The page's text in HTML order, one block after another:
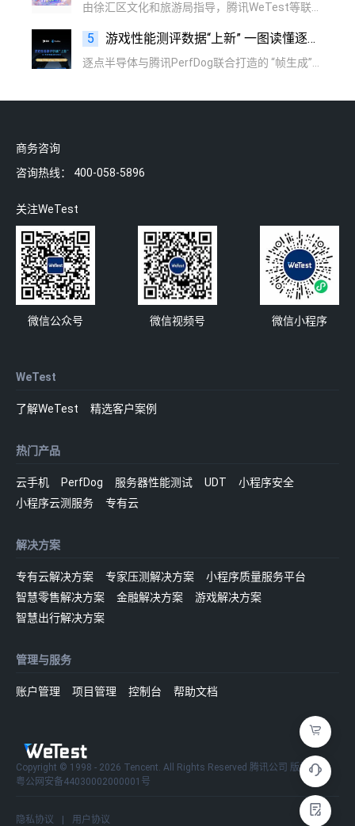
5 游戏性能测评数据“上新” 一图读懂逐点半导体与腾讯PerfDog联合打造的 “帧生成”指标
商务咨询
咨询热线：
400-058-5896
关注WeTest
微信公众号 微信视频号 微信小程序
WeTest
了解WeTest 精选客户案例
热门产品
云手机 PerfDog 服务器性能测试 UDT
小程序安全
小程序云测服务
专有云
解决方案
专有云解决方案 专家压测解决方案
小程序质量服务平台
智慧零售解决方案
金融解决方案
游戏解决方案
智慧出行解决方案
管理与服务
账户管理 项目管理 控制台 帮助文档
Copyright © 1998 - 2026 Tencent. All Rights Reserved 腾讯公司 版权所有
粤公网安备44030002000001号
隐私协议 用户协议